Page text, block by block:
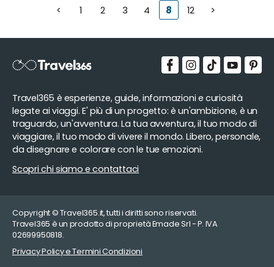
< 1 2 3 4 8 12 >
Travel365 è esperienze, guide, informazioni e curiosità
legate ai viaggi. E' più di un progetto: è un'ambizione, è un
traguardo, un'avventura. La tua avventura, il tuo modo di
viaggiare, il tuo modo di vivere il mondo. Libero, personale,
da disegnare e colorare con le tue emozioni.
Scopri chi siamo e contattaci
Copyright © Travel365.it, tutti i diritti sono riservati.
Travel365 è un prodotto di proprietà Emade Srl - P. IVA
02699950818.
Privacy Policy e Termini Condizioni